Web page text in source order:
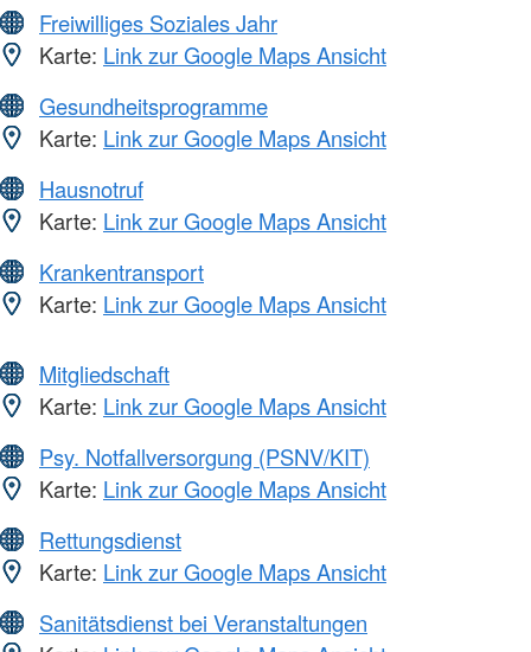
Freiwilliges Soziales Jahr
Karte: Link zur Google Maps Ansicht
Gesundheitsprogramme
Karte: Link zur Google Maps Ansicht
Hausnotruf
Karte: Link zur Google Maps Ansicht
Krankentransport
Karte: Link zur Google Maps Ansicht
Mitgliedschaft
Karte: Link zur Google Maps Ansicht
Psy. Notfallversorgung (PSNV/KIT)
Karte: Link zur Google Maps Ansicht
Rettungsdienst
Karte: Link zur Google Maps Ansicht
Sanitätsdienst bei Veranstaltungen